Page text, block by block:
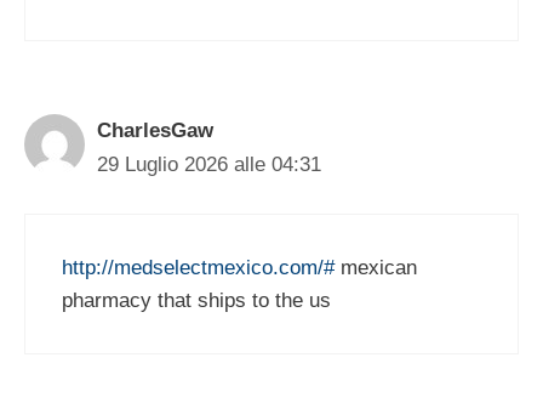
CharlesGaw
29 Luglio 2026 alle 04:31
http://medselectmexico.com/#mexican
pharmacy that ships to the us